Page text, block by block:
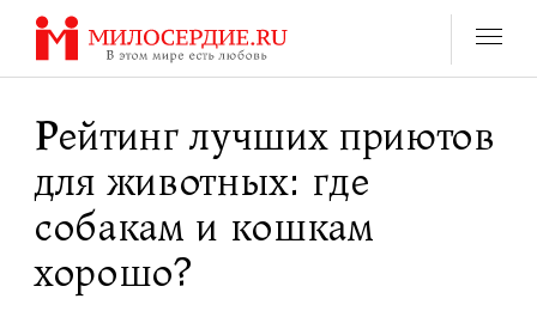
Перейти
содержанию
Рейтинг лучших приютов
для животных: где
собакам и кошкам
хорошо?